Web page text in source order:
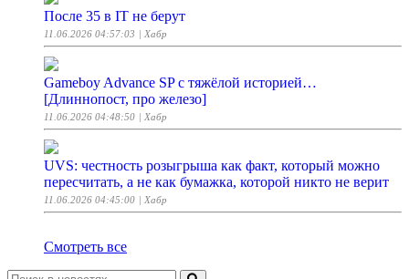
После 35 в IT не берут
11.06.2026 04:57:03 | Хабр
Gameboy Advance SP с тяжёлой историей…
[Длиннопост, про железо]
11.06.2026 04:48:50 | Хабр
UVS: честность розыгрыша как факт, который можно
пересчитать, а не как бумажка, которой никто не верит
11.06.2026 04:45:00 | Хабр
Смотреть все